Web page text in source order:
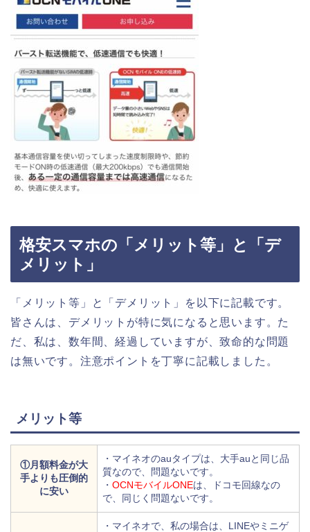
格安スマホの「メリット等」と「デ
メリット」
「メリット等」と「デメリット」を以下に記載です。
皆さんは、デメリットが特に気になると思います。た
だ、私は、数年間、経過していますが、致命的な問題
は無いです。注意ポイントを丁寧に記載しました。
メリット等
①月額料金が大
手よりも圧倒的
に安い
・マイネオのauタイプは、大手auと同じ品
質なので、問題ないです。
・ OCNモバイルONEは、ドコモ回線なの
で、同じく問題ないです。
・マイネオで、私の場合は、LINEやミニゲ